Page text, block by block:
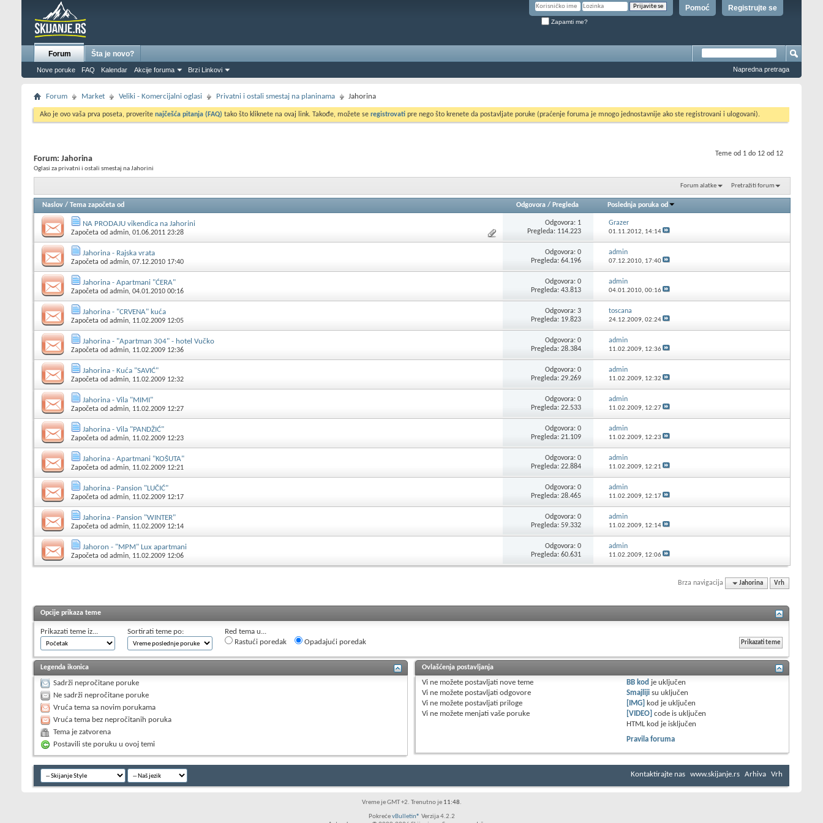
Registrujte se
Pomoć
Zapamti me?
Forum
Nove poruke FAQ Kalendar Akcije foruma Brzi Linkovi
Šta je novo?
Napredna pretraga
Forum Market Veliki - Komercijalni oglasi Privatni i ostali smestaj na planinama Jahorina
Ako je ovo vaša prva poseta, proverite najčešća pitanja (FAQ) tako što kliknete na ovaj link. Takođe, možete se registrovati pre nego što krenete da postavljate poruke (praćenje foruma je mnogo jednostavnije ako ste registrovani i ulogovani).
Teme od 1 do 12 od 12
Forum: Jahorina
Oglasi za privatni i ostali smestaj na Jahorini
Forum alatke Pretražiti forum
Naslov / Tema započeta od Odgovora / Pregleda Poslednja poruka od
NA PRODAJU vikendica na Jahorini
Započeta od admin, 01.06.2011 23:28
Odgovora: 1
Pregleda: 114.223
Grazer
01.11.2012, 14:14
Jahorina - Rajska vrata
Započeta od admin, 07.12.2010 17:40
Odgovora:0
Pregleda: 64.196
admin
07.12.2010, 17:40
Jahorina - Apartmani "ĆERA"
Započeta od admin, 04.01.2010 00:16
Odgovora:0
Pregleda: 43.813
admin
04.01.2010, 00:16
Jahorina - "CRVENA" kuća
Započeta od admin, 11.02.2009 12:05
Odgovora:3
Pregleda: 19.823
toscana
24.12.2009, 02:24
Jahorina - "Apartman 304" - hotel Vučko
Započeta od admin, 11.02.2009 12:36
Odgovora:0
Pregleda: 28.384
admin
11.02.2009, 12:36
Jahorina - Kuća "SAVIĆ"
Započeta od admin, 11.02.2009 12:32
Odgovora:0
Pregleda: 29.269
admin
11.02.2009, 12:32
Jahorina - Vila "MIMI"
Započeta od admin, 11.02.2009 12:27
Odgovora:0
Pregleda: 22.533
admin
11.02.2009, 12:27
Jahorina - Vila "PANDŽIĆ"
Započeta od admin, 11.02.2009 12:23
Odgovora:0
Pregleda: 21.109
admin
11.02.2009, 12:23
Jahorina - Apartmani "KOŠUTA"
Započeta od admin, 11.02.2009 12:21
Odgovora:0
Pregleda: 22.884
admin
11.02.2009, 12:21
Jahorina - Pansion "LUČIĆ"
Započeta od admin, 11.02.2009 12:17
Odgovora:0
Pregleda: 28.465
admin
11.02.2009, 12:17
Jahorina - Pansion "WINTER"
Započeta od admin, 11.02.2009 12:14
Odgovora:0
Pregleda: 59.332
admin
11.02.2009, 12:14
Jahoron - "MPM" Lux apartmani
Započeta od admin, 11.02.2009 12:06
Odgovora:0
Pregleda: 60.631
admin
11.02.2009, 12:06
Brza navigacija Jahorina Vrh
Opcije prikaza teme
Prikazati teme iz... Sortirati teme po:
Red tema u...
Rastući poredak
Opadajući poredak
Legenda ikonica
Sadrži nepročitane poruke
Ne sadrži nepročitane poruke
Vruća tema sa novim porukama
Vruća tema bez nepročitanih poruka
Tema je zatvorena
Postavili ste poruku u ovoj temi
Ovlašćenja postavljanja
Vi ne možete postavljati nove teme
Vi ne možete postavljati odgovore
Vi ne možete postavljati priloge
Vi ne možete menjati vaše poruke
BB kod jeuključen
Smajliji suuključen
[IMG] kod jeuključen
[VIDEO] code isuključen
HTML kod jeisključen
Pravila foruma
Kontaktirajte nas www.skijanje.rs Arhiva Vrh
Vreme je GMT +2. Trenutno je 11:48.
PokrećevBulletin® Verzija 4.2.2